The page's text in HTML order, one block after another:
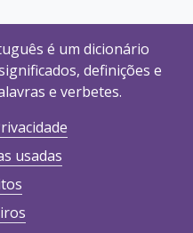
é um dicionário
definições e
e verbetes.
usadas